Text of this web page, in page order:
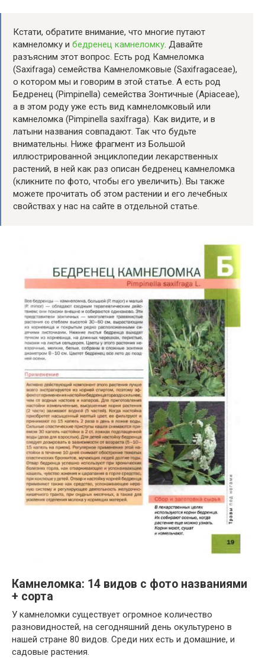
Кстати, обратите внимание, что многие путают
камнеломку и бедренец камнеломку. Давайте
разъясним этот вопрос. Есть род Камнеломка
(Saxifraga) семейства Камнеломковые (Saxifragaceae),
о котором мы и говорим в этой статье. А есть род
Бедренец (Pimpinella) семейства Зонтичные (Apiaceae),
а в этом роду уже есть вид камнеломковый или
камнеломка (Pimpinella saxífraga). Как видите, и в
латыни названия совпадают. Так что будьте
внимательны. Ниже фрагмент из Большой
иллюстрированной энциклопедии лекарственных
растений, в ней как раз описан бедренец камнеломка
(кликните по фото, чтобы его увеличить). Вы также
можете прочитать об этом растении и его лечебных
свойствах у нас на сайте в отдельной статье.
Камнеломка: 14 видов с фото названиями
+ сорта
У камнеломки существует огромное количество
разновидностей, на сегодняшний день окультурено в
нашей стране 80 видов. Среди них есть и домашние, и
садовые растения.